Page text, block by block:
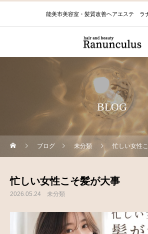
能美市美容室・髪質改善ヘアエステ ラ
BLOG
ブログ 未分類 忙しい女性
忙しい女性こそ髪が大事
2026.05.24 未分類